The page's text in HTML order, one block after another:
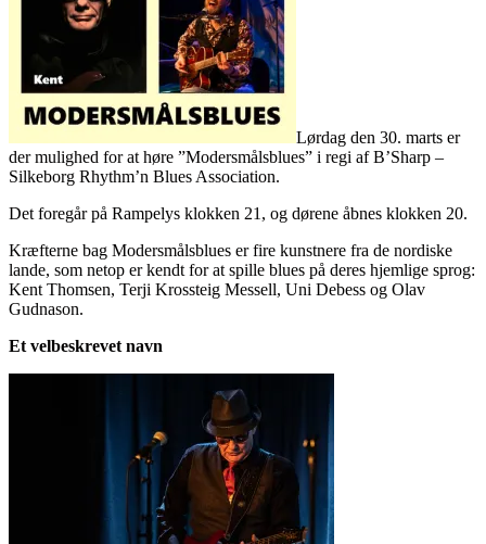
Lørdag den 30. marts er
der mulighed for at høre ”Modersmålsblues” i regi af B’Sharp –
Silkeborg Rhythm’n Blues Association.
Det foregår på Rampelys klokken 21, og dørene åbnes klokken 20.
Kræfterne bag Modersmålsblues er fire kunstnere fra de nordiske
lande, som netop er kendt for at spille blues på deres hjemlige sprog:
Kent Thomsen, Terji Krossteig Messell, Uni Debess og Olav
Gudnason.
Et velbeskrevet navn